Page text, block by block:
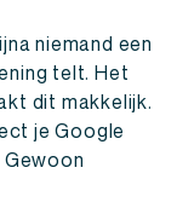
niemand een
telt. Het
dit makkelijk.
je Google
Gewoon